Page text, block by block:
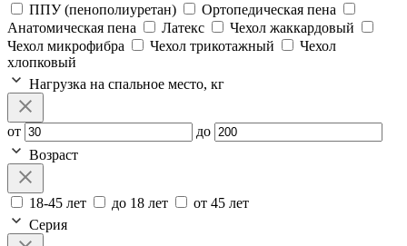
ППУ (пенополиуретан)
Ортопедическая пена
Анатомическая пена
Латекс
Чехол жаккардовый
Чехол микрофибра
Чехол трикотажный
Чехол
хлопковый
Нагрузка на спальное место, кг
от
до
Возраст
18-45 лет до 18 лет
от 45 лет
Серия